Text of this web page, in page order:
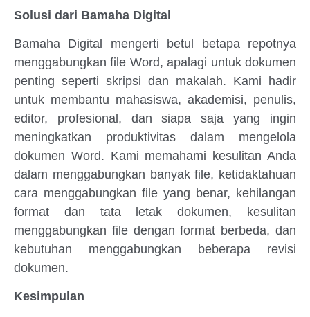
Solusi dari Bamaha Digital
Bamaha Digital mengerti betul betapa repotnya
menggabungkan file Word, apalagi untuk dokumen
penting seperti skripsi dan makalah. Kami hadir
untuk membantu mahasiswa, akademisi, penulis,
editor, profesional, dan siapa saja yang ingin
meningkatkan produktivitas dalam mengelola
dokumen Word. Kami memahami kesulitan Anda
dalam menggabungkan banyak file, ketidaktahuan
cara menggabungkan file yang benar, kehilangan
format dan tata letak dokumen, kesulitan
menggabungkan file dengan format berbeda, dan
kebutuhan menggabungkan beberapa revisi
dokumen.
Kesimpulan